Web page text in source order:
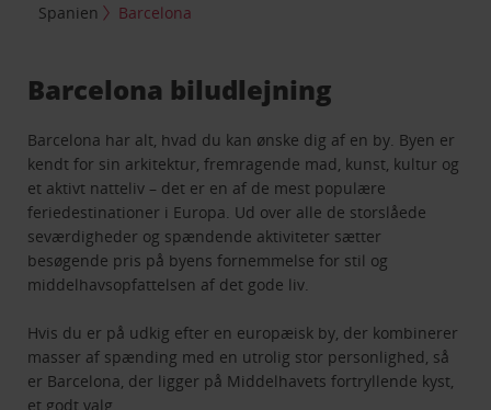
Spanien
Barcelona
Barcelona biludlejning
Barcelona har alt, hvad du kan ønske dig af en by. Byen er
kendt for sin arkitektur, fremragende mad, kunst, kultur og
et aktivt natteliv – det er en af de mest populære
feriedestinationer i Europa. Ud over alle de storslåede
seværdigheder og spændende aktiviteter sætter
besøgende pris på byens fornemmelse for stil og
middelhavsopfattelsen af det gode liv.
Hvis du er på udkig efter en europæisk by, der kombinerer
masser af spænding med en utrolig stor personlighed, så
er Barcelona, der ligger på Middelhavets fortryllende kyst,
et godt valg.